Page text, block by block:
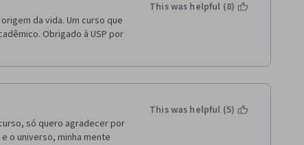
da vida. Um curso que
Obrigado à USP por
This was helpful (8)
só quero agradecer por
o universo, minha mente
This was helpful (5)